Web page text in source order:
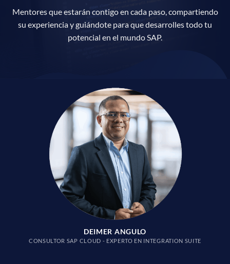
Mentores que estarán contigo en cada paso, compartiendo
su experiencia y guiándote para que desarrolles todo tu
potencial en el mundo SAP.
DEIMER ANGULO
CONSULTOR SAP CLOUD - EXPERTO EN INTEGRATION SUITE